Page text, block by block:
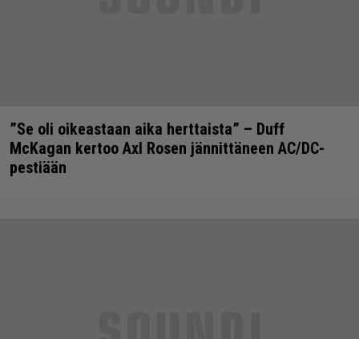
”Se oli oikeastaan aika herttaista” – Duff
McKagan kertoo Axl Rosen jännittäneen AC/DC-
pestiään